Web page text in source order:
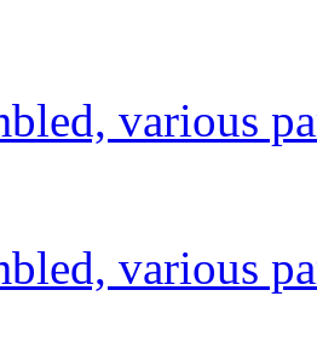
various
various